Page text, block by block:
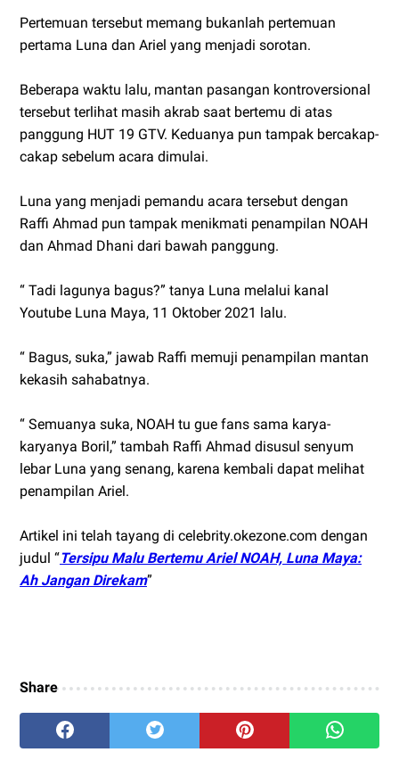
Pertemuan tersebut memang bukanlah pertemuan
pertama Luna dan Ariel yang menjadi sorotan.
Beberapa waktu lalu, mantan pasangan kontroversional
tersebut terlihat masih akrab saat bertemu di atas
panggung HUT 19 GTV. Keduanya pun tampak bercakap-
cakap sebelum acara dimulai.
Luna yang menjadi pemandu acara tersebut dengan
Raffi Ahmad pun tampak menikmati penampilan NOAH
dan Ahmad Dhani dari bawah panggung.
“ Tadi lagunya bagus?” tanya Luna melalui kanal
Youtube Luna Maya, 11 Oktober 2021 lalu.
“ Bagus, suka,” jawab Raffi memuji penampilan mantan
kekasih sahabatnya.
“ Semuanya suka, NOAH tu gue fans sama karya-
karyanya Boril,” tambah Raffi Ahmad disusul senyum
lebar Luna yang senang, karena kembali dapat melihat
penampilan Ariel.
Artikel ini telah tayang di celebrity.okezone.com dengan
judul “Tersipu Malu Bertemu Ariel NOAH, Luna Maya:
Ah Jangan Direkam”
Share